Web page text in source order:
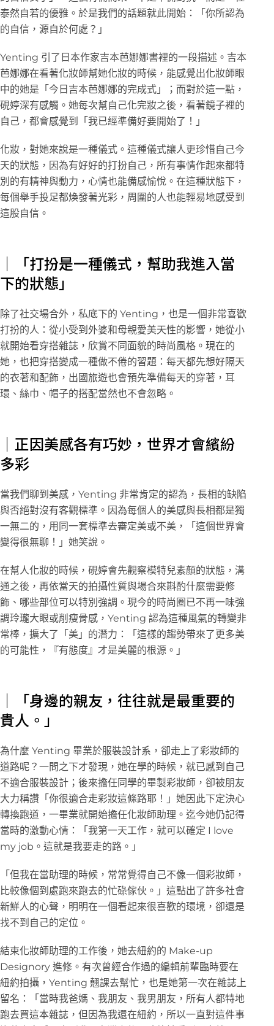
泰然自若的優雅。於是我們的話題就此開始：「你所認為
的自信，源自於何處？」
Yenting 引了日本作家吉本芭娜娜書裡的一段描述。吉本
芭娜娜在看著化妝師幫她化妝的時候，能感覺出化妝師眼
中的她是「今日吉本芭娜娜的完成式」；而對於這一點，
硯婷深有感觸。她每次幫自己化完妝之後，看著鏡子裡的
自己，都會感覺到「我已經準備好要開始了！」
化妝，對她來說是一種儀式。這種儀式讓人更珍惜自己今
天的狀態，因為有好好的打扮自己，所有事情作起來都特
別的有精神與動力，心情也能備感愉悅。在這種狀態下，
每個舉手投足都煥發著光彩，周圍的人也能輕易地感受到
這股自信。
｜「打扮是一種儀式，幫助我進入當
下的狀態」
除了社交場合外，私底下的 Yenting，也是一個非常喜歡
打扮的人：從小受到外婆和母親愛美天性的影響，她從小
就開始看穿搭雜誌，欣賞不同面貌的時尚風格。現在的
她，也把穿搭變成一種做不倦的習題：每天都先想好隔天
的衣著和配飾，出國旅遊也會預先準備每天的穿著，耳
環、絲巾、帽子的搭配當然也不會忽略。
｜正因美感各有巧妙，世界才會繽紛
多彩
當我們聊到美感，Yenting 非常肯定的認為，長相的缺陷
與否絕對沒有客觀標準。因為每個人的美感與長相都是獨
一無二的，用同一套標準去審定美或不美，「這個世界會
變得很無聊！」她笑說。
在幫人化妝的時候，硯婷會先觀察模特兒素顏的狀態，溝
通之後，再依當天的拍攝性質與場合來斟酌什麼需要修
飾、哪些部位可以特別強調。現今的時尚圈已不再一味強
調玲瓏大眼或削瘦骨感，Yenting 認為這種風氣的轉變非
常棒，擴大了「美」的潛力：「這樣的趨勢帶來了更多美
的可能性，『有態度』才是美麗的根源。」
｜「身邊的親友，往往就是最重要的
貴人。」
為什麼 Yenting 畢業於服裝設計系，卻走上了彩妝師的
道路呢？一問之下才發現，她在學的時候，就已感到自己
不適合服裝設計；後來擔任同學的畢製彩妝師，卻被朋友
大力稱讚「你很適合走彩妝這條路耶！」她因此下定決心
轉換跑道，一畢業就開始擔任化妝師助理。迄今她仍記得
當時的激動心情：「我第一天工作，就可以確定 I love
my job。這就是我要走的路。」
「但我在當助理的時候，常常覺得自己不像一個彩妝師，
比較像個到處跑來跑去的忙碌傢伙。」這點出了許多社會
新鮮人的心聲，明明在一個看起來很喜歡的環境，卻還是
找不到自己的定位。
結束化妝師助理的工作後，她去紐約的 Make-up
Designory 進修。有次曾經合作過的編輯前輩臨時要在
紐約拍攝，Yenting 翹課去幫忙，也是她第一次在雜誌上
留名：「當時我爸媽、我朋友、我男朋友，所有人都特地
跑去買這本雜誌，但因為我還在紐約，所以一直對這件事